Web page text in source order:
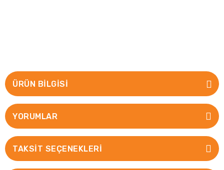
ÜRÜN BILGISI
YORUMLAR
TAKSIT SEÇENEKLERI